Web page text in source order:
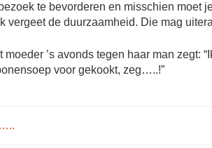
te bevorderen en misschien moet
vergeet de duurzaamheid. Die mag
moeder ’s avonds tegen haar man zegt:
voor gekookt, zeg…..!”